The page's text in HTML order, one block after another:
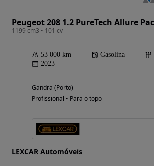
Peugeot 208 1.2 PureTech Allure
1199 cm3 • 101 cv
53 000 km Gasolina
2023
Gandra (Porto)
Profissional • Para o topo
LEXCAR Automóveis